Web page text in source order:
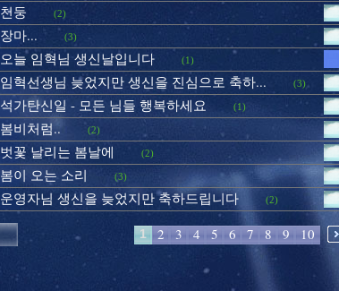
천둥 (2)
장마... (3)
오늘 임혁님 생신날입니다 (1)
임혁선생님 늦었지만 생신을 진심으로 축하... (3)
석가탄신일 - 모든 님들 행복하세요 (1)
봄비처럼.. (2)
벗꽃 날리는 봄날에 (2)
봄이 오는 소리 (3)
운영자님 생신을 늦었지만 축하드립니다 (2)
1 2 3 4 5 6 7 8 9 10